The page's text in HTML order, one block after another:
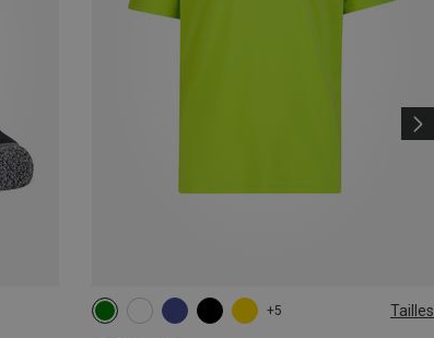
+5 Tailles